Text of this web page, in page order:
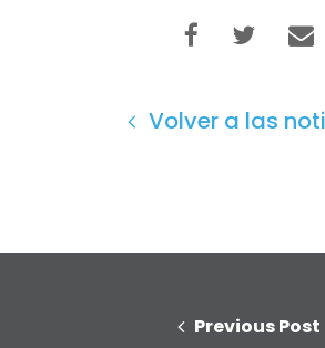
Inicio
Shop
Trabaja con
Pulse
Donar
Volver a las
Previous Post